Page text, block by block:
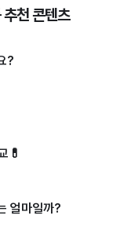
천 콘텐츠
?
💊
얼마일까?